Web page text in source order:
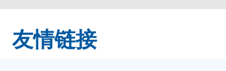
友情链接